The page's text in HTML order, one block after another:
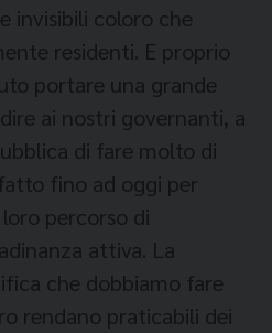
invisibili coloro che
residenti. E proprio
portare una grande
ai nostri governanti, a
di fare molto di
fino ad oggi per
percorso di
attiva. La
che dobbiamo fare
rendano praticabili dei